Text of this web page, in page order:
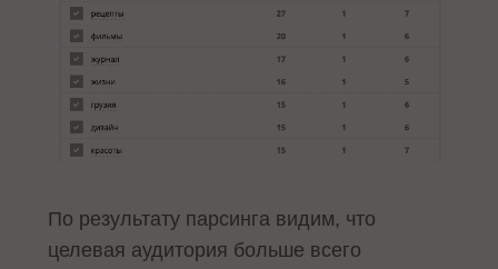
По результату парсинга видим, что
целевая аудитория больше всего